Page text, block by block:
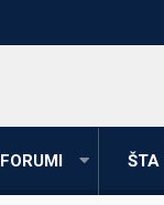
FORUMI ŠTA